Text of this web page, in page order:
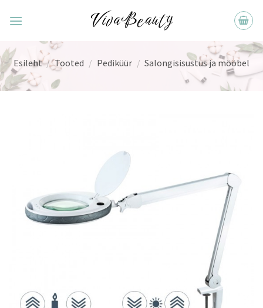
Esileht / Tooted / Pediküür / Salongisisustus ja mööbel